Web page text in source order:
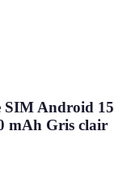
SIM Android 15
mAh Gris clair